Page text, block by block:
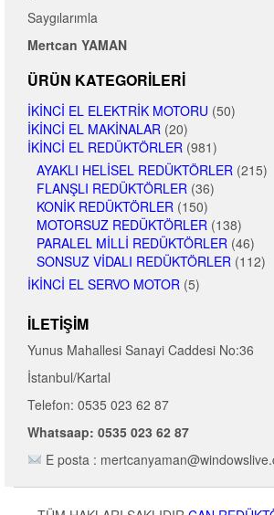
Saygılarımla
Mertcan YAMAN
ÜRÜN KATEGORILERI
İKINCI EL ELEKTRIK MOTORU (50)
İKINCI EL MAKINALAR (20)
İKINCI EL REDÜKTÖRLER (981)
AYAKLI HELISEL REDÜKTÖRLER (215)
FLANŞLI REDÜKTÖRLER (36)
KONIK REDÜKTÖRLER (150)
MOTORSUZ REDÜKTÖRLER (138)
PARALEL MILLI REDÜKTÖRLER (46)
SONSUZ VIDALI REDÜKTÖRLER (112)
İKINCI EL SERVO MOTOR (5)
İLETIŞIM
Yunus Mahallesi Sanayi Caddesi No:36
İstanbul/Kartal
Telefon: 0535 023 62 87
Whatsaap: 0535 023 62 87
E posta :